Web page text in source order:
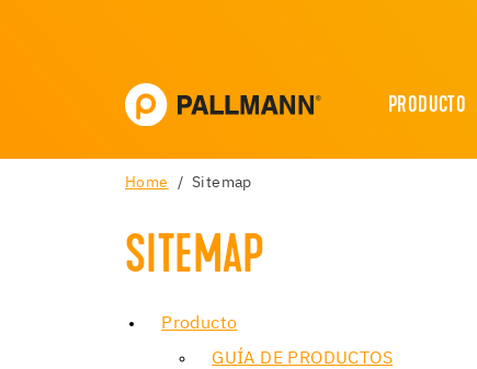
PRODUCTO
Home Sitemap
SITEMAP
Producto
GUÍA DE PRODUCTOS